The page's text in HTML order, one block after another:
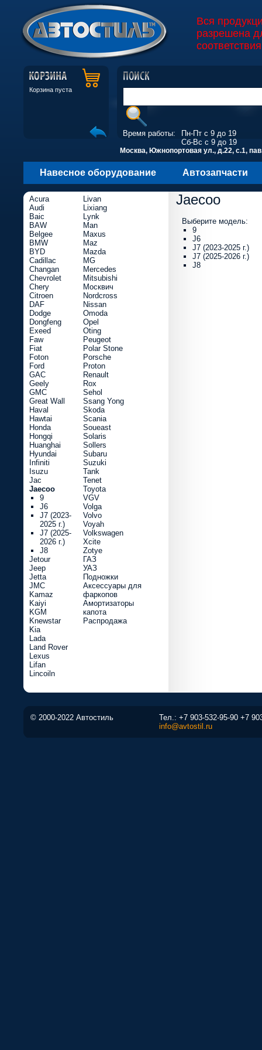
Вся
разрешена
Корзина пуста
Время работы:
Пн-Пт с 9 до 19
Сб-Вс с 9 до 19
Москва, Южнопортовая ул., д.22, с.1,
Навесное оборудование Автозапчасти
Jaecoo
Выберите модель:
9
J6
J7 (2023-2025 г.)
J7 (2025-2026 г.)
J8
Acura
Audi
Baic
BAW
Belgee
BMW
BYD
Cadillac
Changan
Chevrolet
Chery
Citroen
DAF
Dodge
Dongfeng
Exeed
Faw
Fiat
Foton
Ford
GAC
Geely
GMC
Great Wall
Haval
Hawtai
Honda
Hongqi
Huanghai
Hyundai
Infiniti
Isuzu
Jac
Jaecoo
9
J6
J7 (2023-
2025 г.)
J7 (2025-
2026 г.)
J8
Jetour
Jeep
Jetta
JMC
Kamaz
Kaiyi
KGM
Knewstar
Kia
Lada
Land Rover
Lexus
Lifan
Lincoiln
Livan
Lixiang
Lynk
Man
Maxus
Maz
Mazda
MG
Mercedes
Mitsubishi
Москвич
Nordcross
Nissan
Omoda
Opel
Oting
Peugeot
Polar Stone
Porsche
Proton
Renault
Rox
Sehol
Ssang Yong
Skoda
Scania
Soueast
Solaris
Sollers
Subaru
Suzuki
Tank
Tenet
Toyota
VGV
Volga
Volvo
Voyah
Volkswagen
Xcite
Zotye
ГАЗ
УАЗ
Подножки
Аксессуары для
фаркопов
Амортизаторы
капота
Распродажа
© 2000-2022 Автостиль Тел.: +7 903-532-95-90 +7
info@avtostil.ru